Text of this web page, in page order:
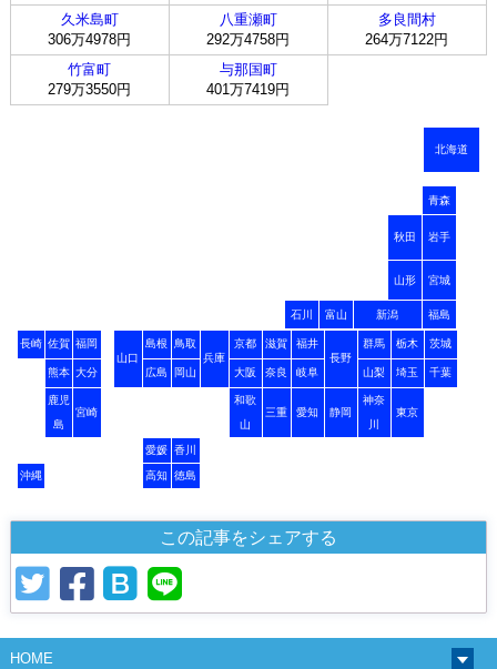
久米島町
306万4978円
八重瀬町
292万4758円
多良間村
264万7122円
竹富町
279万3550円
与那国町
401万7419円
北海道
青森
秋田 岩手
山形 宮城
石川 富山 新潟 福島
長崎 佐賀 福岡
山口
島根
鳥取
兵庫
京都 滋賀
福井
長野
群馬 栃木 茨城
熊本 大分 広島 岡山 大阪 奈良 岐阜 山梨 埼玉 千葉
鹿児
島
宮崎
和歌
山
三重 愛知 静岡
神奈
川
東京
愛媛 香川
沖縄 高知 徳島
この記事をシェアする
HOME